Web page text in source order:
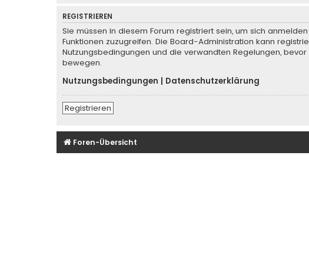
REGISTRIEREN
Sie müssen in diesem Forum registriert sein, um sich
Funktionen zuzugreifen. Die Board-Administration kann
Nutzungsbedingungen und die verwandten Regelungen,
bewegen.
Nutzungsbedingungen
Datenschutzerklärung
Registrieren
Foren-Übersicht